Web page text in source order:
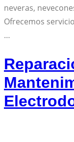
neveras,
Ofrecemos
…